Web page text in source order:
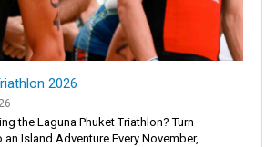
2026
the Laguna Phuket Triathlon? Turn
Island Adventure Every November,